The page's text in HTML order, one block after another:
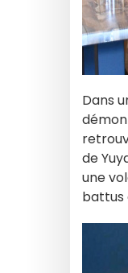
Dans
de
une
battus